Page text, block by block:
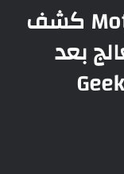
موتو اكس 40 – Moto X40 كشف
بعد